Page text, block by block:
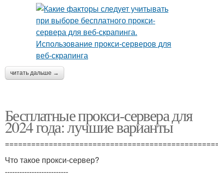
читать дальше →
Бесплатные прокси-сервера для
2024 года: лучшие варианты
Что такое прокси-сервер?
--------------------------